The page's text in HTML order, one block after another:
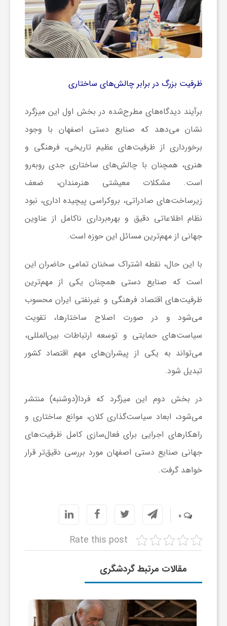
ظرفیت بزرگ در برابر چالش‌های ساختاری
برآیند دیدگاه‌های مطرح‌شده در بخش اول این میزگرد
نشان می‌دهد که صنایع دستی اصفهان با وجود
برخورداری از ظرفیت‌های عظیم تاریخی، فرهنگی و
هنری، همچنان با چالش‌های ساختاری جدی روبه‌رو
است. مشکلات معیشتی هنرمندان، ضعف
زیرساخت‌های صادراتی، بروکراسی پیچیده اداری، نبود
نظام اطلاعاتی دقیق و بهره‌برداری ناکامل از عناوین
جهانی از مهم‌ترین مسائل این حوزه است.
با این حال، نقطه اشتراک سخنان تمامی حاضران این
است که صنایع دستی همچنان یکی از مهم‌ترین
ظرفیت‌های اقتصاد فرهنگی و غیرنفتی ایران محسوب
می‌شود و در صورت اصلاح ساختارها، تقویت
سیاست‌های حمایتی و توسعه ارتباطات بین‌المللی،
می‌تواند به یکی از پیشران‌های مهم اقتصاد کشور
تبدیل شود.
در بخش دوم این میزگرد که فردا(دوشنبه) منتشر
می‌شود، ابعاد سیاست‌گذاری کلان، موانع ساختاری و
راهکارهای اجرایی برای فعال‌سازی کامل ظرفیت‌های
جهانی صنایع دستی اصفهان مورد بررسی دقیق‌تر قرار
خواهد گرفت.
Rate this post
0
مقالات مرتبط گردشگری